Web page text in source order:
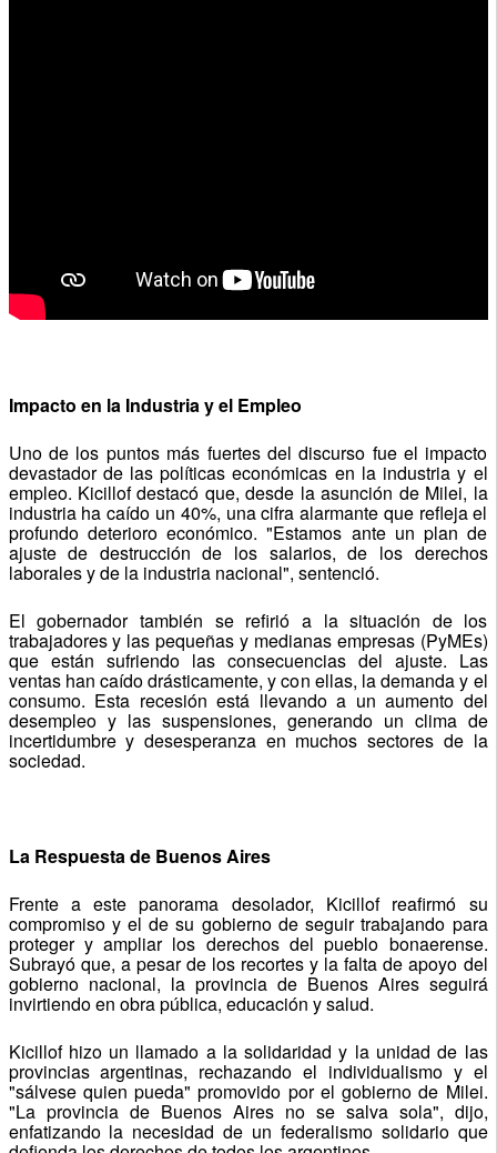
Impacto en la Industria y el Empleo
Uno de los puntos más fuertes del discurso fue el impacto
devastador de las políticas económicas en la industria y el
empleo. Kicillof destacó que, desde la asunción de Milei, la
industria ha caído un 40%, una cifra alarmante que refleja el
profundo deterioro económico. "Estamos ante un plan de
ajuste de destrucción de los salarios, de los derechos
laborales y de la industria nacional", sentenció.
El gobernador también se refirió a la situación de los
trabajadores y las pequeñas y medianas empresas (PyMEs)
que están sufriendo las consecuencias del ajuste. Las
ventas han caído drásticamente, y con ellas, la demanda y el
consumo. Esta recesión está llevando a un aumento del
desempleo y las suspensiones, generando un clima de
incertidumbre y desesperanza en muchos sectores de la
sociedad.
La Respuesta de Buenos Aires
Frente a este panorama desolador, Kicillof reafirmó su
compromiso y el de su gobierno de seguir trabajando para
proteger y ampliar los derechos del pueblo bonaerense.
Subrayó que, a pesar de los recortes y la falta de apoyo del
gobierno nacional, la provincia de Buenos Aires seguirá
invirtiendo en obra pública, educación y salud.
Kicillof hizo un llamado a la solidaridad y la unidad de las
provincias argentinas, rechazando el individualismo y el
"sálvese quien pueda" promovido por el gobierno de Milei.
"La provincia de Buenos Aires no se salva sola", dijo,
enfatizando la necesidad de un federalismo solidario que